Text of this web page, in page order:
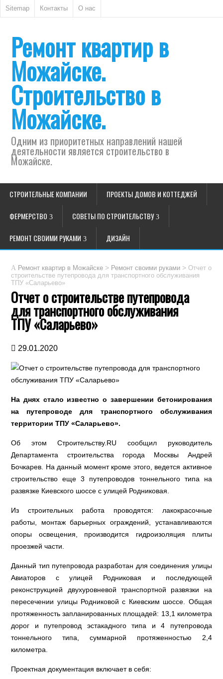
Sitemap Контакты О нас
Ремонт квартир в
Можайске.
Строительство в
Можайске.
Одним из приоритетных направлений нашей
деятельности является строительство в
Можайске.
СТРОИТЕЛЬНЫЕ КОМПАНИИ ПРОЕКТЫ ДОМОВ И КОТТЕДЖЕЙ
ФЕРМЕРСТВО СОВЕТЫ ПО СТРОИТЕЛЬСТВУ
РЕМОНТ СВОИМИ РУКАМИ ДИЗАЙН
Ремонт квартир в Можайске > Ремонт своими руками >Отчет о
строительстве путепровода для транспортного обслуживания
ТПУ «Саларьево»
Отчет о строительстве путепровода
для транспортного обслуживания
ТПУ «Саларьево»
29.01.2020
На днях стало известно о завершении бетонирования
на путепроводе для транспортного обслуживания
территории ТПУ «Саларьево».
Об этом Строительству.RU сообщил руководитель
Департамента строительства города Москвы Андрей
Бочкарев. На данный момент кроме этого, ведется активное
строительство еще 3 путепроводов тоннельного типа на
развязке Киевского шоссе с улицей Родниковая.
Из строительных работа проводятся: лакокрасочные
работы, монтаж барьерных ограждений, устанавливаются
опоры освещения, производится гидроизоляция плиты
проезжей части.
Данный тип путепровода разработан для соединения улицы
Авиаторов с улицей Родниковая и последующей
реконструкцией двухуровневой транспортной развязки на
пересечении улицы Родниковой с Киевским шоссе. Общая
протяженность запланированных площадей: 13,1 километра
дорог и путепровод эстакадного типа и 4 путепровода
тоннельного типа, суммарной протяженностью 2,4
километра.
Проектная документация включает в себя: